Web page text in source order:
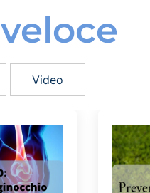
veloce
Video